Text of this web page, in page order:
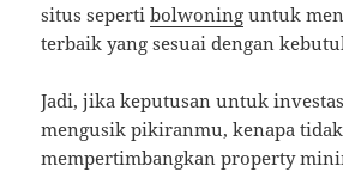
situs sepertibolwoning untuk
terbaik yang sesuai dengan
Jadi, jika keputusan untuk
mengusik pikiranmu, kenapa
mempertimbangkan property